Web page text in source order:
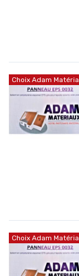
Choix Adam
Choix Adam